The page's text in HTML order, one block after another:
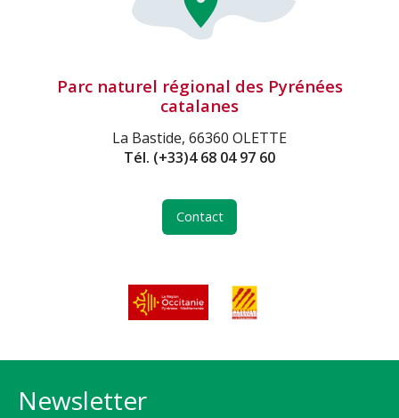
Parc naturel régional des Pyrénées
catalanes
La Bastide, 66360 OLETTE
Tél. (+33)4 68 04 97 60
Contact
Newsletter